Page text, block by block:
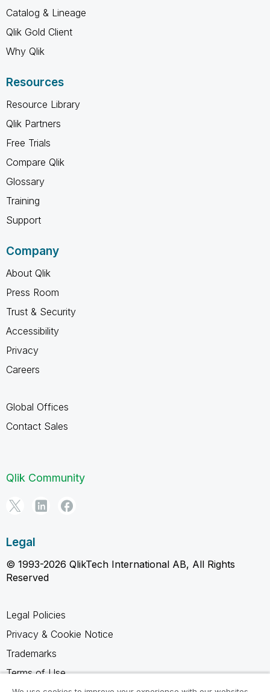
Catalog & Lineage
Qlik Gold Client
Why Qlik
Resources
Resource Library
Qlik Partners
Free Trials
Compare Qlik
Glossary
Training
Support
Company
About Qlik
Press Room
Trust & Security
Accessibility
Privacy
Careers
Global Offices
Contact Sales
Qlik Community
Legal
© 1993-2026 QlikTech International AB, All Rights
Reserved
Legal Policies
Privacy & Cookie Notice
Trademarks
Terms of Use